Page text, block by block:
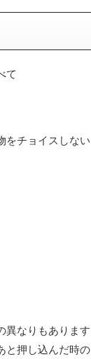
て
をチョイスしない
異なりもあります
と押し込んだ時の